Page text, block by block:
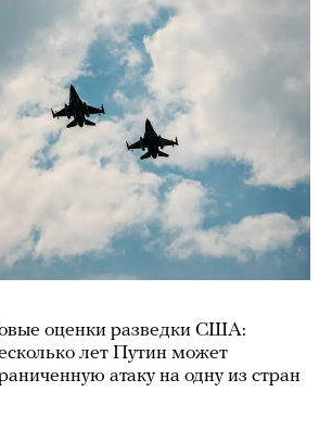
оценки разведки США:
лет Путин может
атаку на одну из стран